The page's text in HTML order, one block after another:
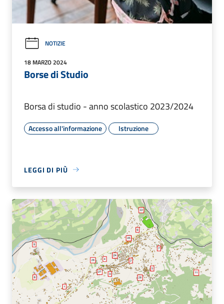
NOTIZIE
18 MARZO 2024
Borse di Studio
Borsa di studio - anno scolastico 2023/2024
Accesso all'informazione Istruzione
LEGGI DI PIÙ